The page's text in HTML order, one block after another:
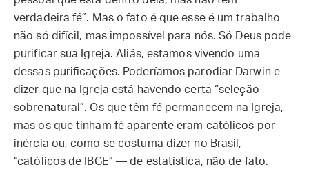
verdadeira fé”. Mas o fato é que esse é um trabalho
não só difícil, mas impossível para nós. Só Deus pode
purificar sua Igreja. Aliás, estamos vivendo uma
dessas purificações. Poderíamos parodiar Darwin e
dizer que na Igreja está havendo certa “seleção
sobrenatural”. Os que têm fé permanecem na Igreja,
mas os que tinham fé aparente eram católicos por
inércia ou, como se costuma dizer no Brasil,
“católicos de IBGE” — de estatística, não de fato.